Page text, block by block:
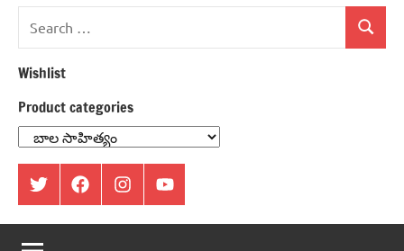
Search
for:
Search
Wishlist
Product categories
ట్విట్టర్
ఫేస్
బుక్
ఇంస్టాగ్రామ్యూట్యూబ్